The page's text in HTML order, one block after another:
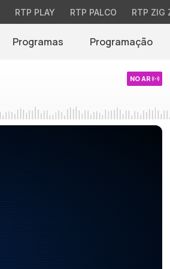
RTP PLAY RTP PALCO RTP ZIG
Programas Programação
NO AR